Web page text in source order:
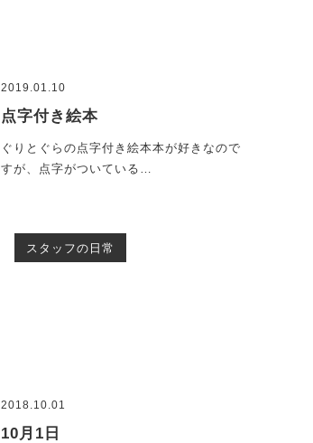
2019.01.10
点字付き絵本
ぐりとぐらの点字付き絵本本が好きなので
すが、点字がついている…
スタッフの日常
2018.10.01
10月1日